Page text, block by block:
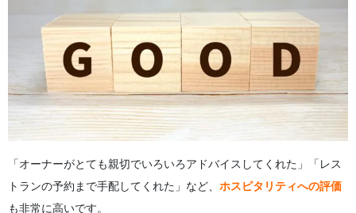
「オーナーがとても親切でいろいろアドバイスしてくれた」「レス
トランの予約まで手配してくれた」など、 ホスピタリティへの評価
も非常に高いです。